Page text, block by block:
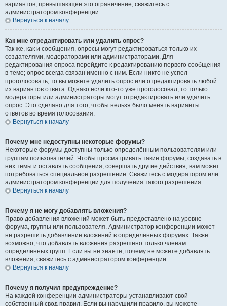
вариантов, превышающее это ограничение, свяжитесь с
администратором конференции.
Вернуться к началу
Как мне отредактировать или удалить опрос?
Так же, как и сообщения, опросы могут редактироваться только их
создателями, модераторами или администраторами. Для
редактирования опроса перейдите к редактированию первого сообщения
в теме; опрос всегда связан именно с ним. Если никто не успел
проголосовать, то вы можете удалить опрос или отредактировать любой
из вариантов ответа. Однако если кто-то уже проголосовал, то только
модераторы или администраторы могут отредактировать или удалить
опрос. Это сделано для того, чтобы нельзя было менять варианты
ответов во время голосования.
Вернуться к началу
Почему мне недоступны некоторые форумы?
Некоторые форумы доступны только определённым пользователям или
группам пользователей. Чтобы просматривать такие форумы, создавать в
них темы и оставлять сообщения, совершать другие действия, вам может
потребоваться специальное разрешение. Свяжитесь с модератором или
администратором конференции для получения такого разрешения.
Вернуться к началу
Почему я не могу добавлять вложения?
Право добавления вложений может быть предоставлено на уровне
форума, группы или пользователя. Администратор конференции может
не разрешить добавление вложений в определённых форумах. Также
возможно, что добавлять вложения разрешено только членам
определённых групп. Если вы не знаете, почему не можете добавлять
вложения, свяжитесь с администратором конференции.
Вернуться к началу
Почему я получил предупреждение?
На каждой конференции администраторы устанавливают свой
собственный свод правил. Если вы нарушили правило, вы можете